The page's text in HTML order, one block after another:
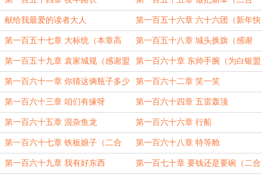
一）
献给我最爱的读者大人 第一百五十六章 六十六团（新年快
乐）
第一百五十七章 大标统（本章高
能）
第一百五十八章 城头换旗（感谢
Mia喵喵呀的白银盟）
第一百五十九章 袁家城规（感谢盟
主早着呢）
第一百六十章 东帅手腕（为白银盟
Mia喵喵呀加更）
第一百六十一章 你猜这俩瓶子多少
钱？
第一百六十二章 笑一笑
第一百六十三章 咱们有缘呀 第一百六十四章 五雷轰顶
第一百六十五章 混杂鱼龙 第一百六十六章 行船
第一百六十七章 铁板娘子（二合
一）
第一百六十八章 特等舱
第一百六十九章 我有好东西 第一百七十章 要钱还是要碗（二合